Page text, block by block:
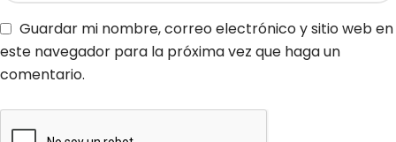
Guardar mi nombre, correo electrónico y sitio web en
este navegador para la próxima vez que haga un
comentario.